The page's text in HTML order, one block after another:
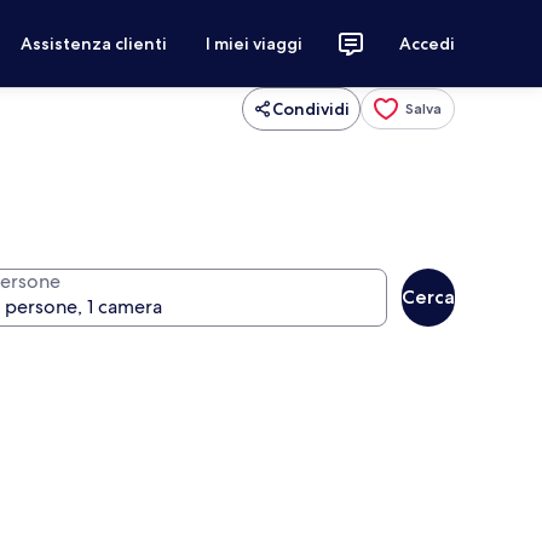
Assistenza clienti I miei viaggi Accedi
Condividi Salva
Cerca